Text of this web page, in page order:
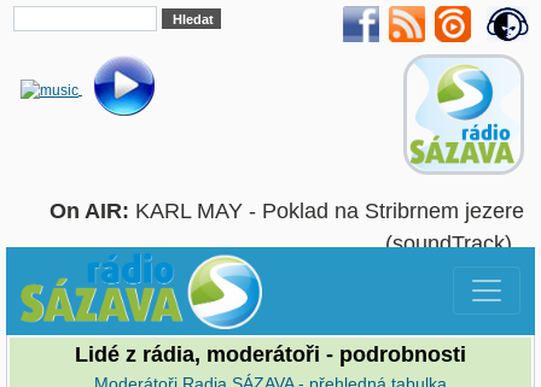
On AIR: KARL MAY - Poklad na Stribrnem jezere
(soundTrack)
Lidé z rádia, moderátoři - podrobnosti
Moderátoři Radia SÁZAVA - přehledná tabulka